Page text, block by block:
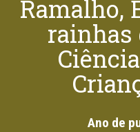
Ramalho,
rainhas
Ano de